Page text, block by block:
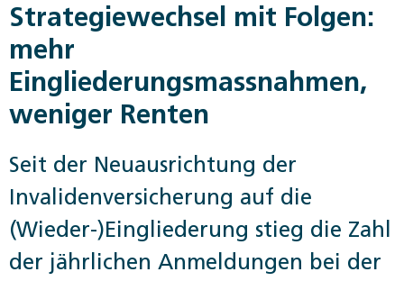
Strategiewechsel mit Folgen:
mehr
Eingliederungsmassnahmen,
weniger Renten
Seit der Neuausrichtung der
Invalidenversicherung auf die
(Wieder-)Eingliederung stieg die Zahl
der jährlichen Anmeldungen bei der